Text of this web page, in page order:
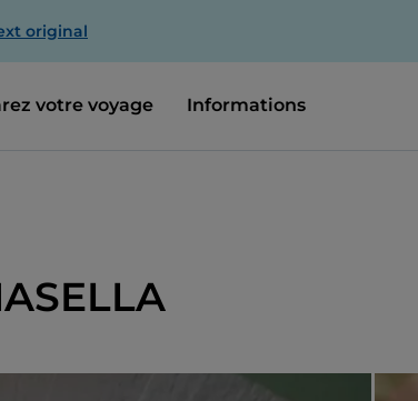
original
votre voyage Informations